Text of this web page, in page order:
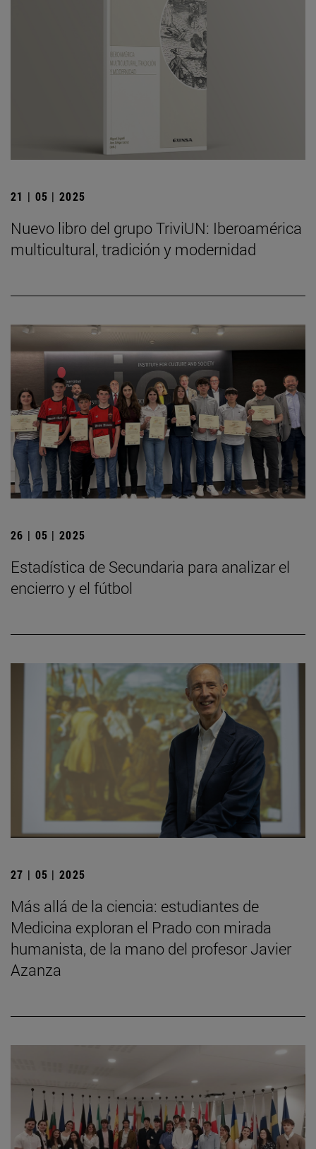
21 | 05 | 2025
Nuevo libro del grupo TriviUN: Iberoamérica
multicultural, tradición y modernidad
26 | 05 | 2025
Estadística de Secundaria para analizar el
encierro y el fútbol
27 | 05 | 2025
Más allá de la ciencia: estudiantes de
Medicina exploran el Prado con mirada
humanista, de la mano del profesor Javier
Azanza